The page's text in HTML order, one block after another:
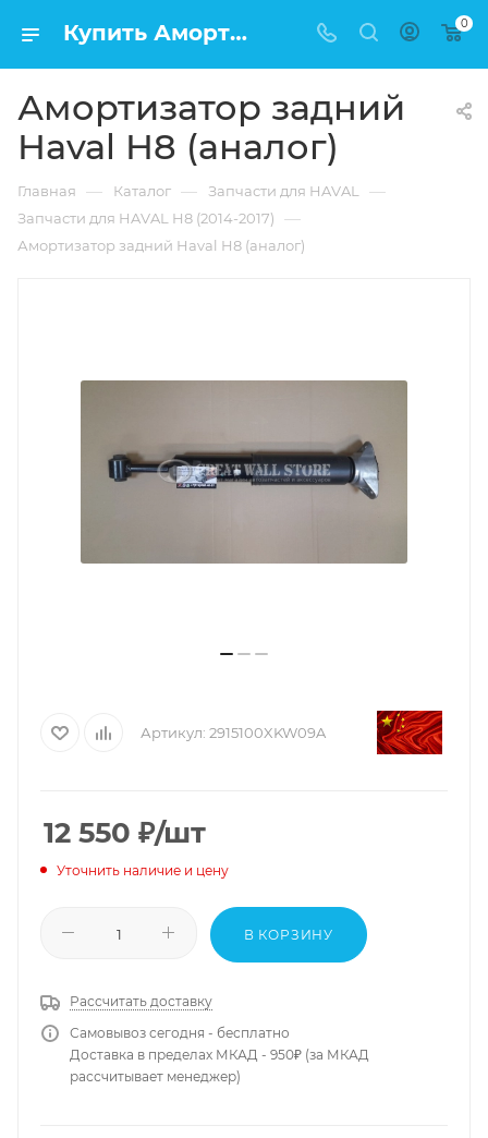
Купить Амортизатор задний Haval H8 (аналог) в Москве по низкой цене 0
Амортизатор задний
Haval H8 (аналог)
Главная — Каталог — Запчасти для HAVAL —
Запчасти для HAVAL H8 (2014-2017) —
Амортизатор задний Haval H8 (аналог)
Артикул: 2915100XKW09A
12 550 ₽/шт
Уточнить наличие и цену
В КОРЗИНУ
Рассчитать доставку
Самовывоз сегодня - бесплатно
Доставка в пределах МКАД - 950₽ (за МКАД
рассчитывает менеджер)